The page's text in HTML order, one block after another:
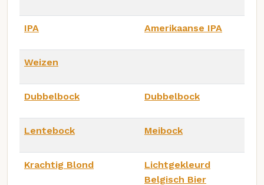
IPA Amerikaanse IPA
Weizen
Dubbelbock Dubbelbock
Lentebock Meibock
Krachtig Blond
Lichtgekleurd
Belgisch Bier